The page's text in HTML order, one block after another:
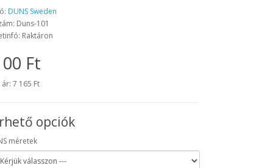
DUNS Sweden
Duns-101
Raktáron
Ft
7 165 Ft
opciók
méretek